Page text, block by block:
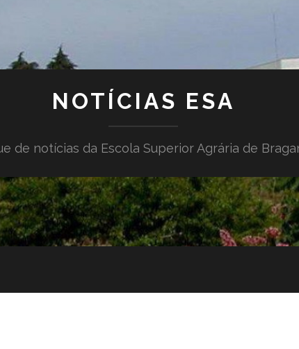
NOTÍCIAS ESA
de notícias da Escola Superior Agrária de